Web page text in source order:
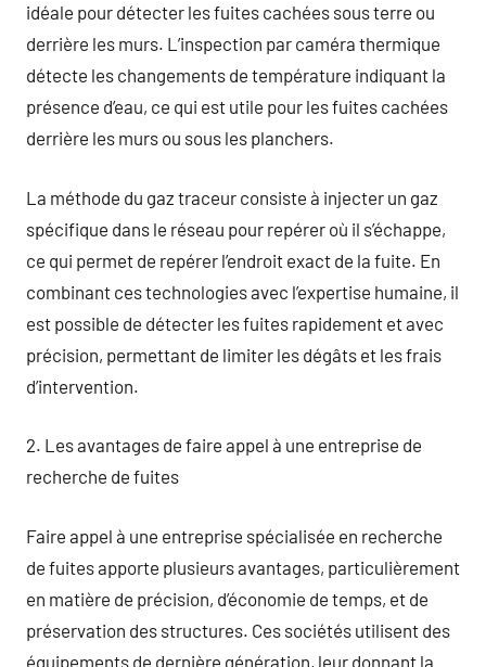
idéale pour détecter les fuites cachées sous terre ou
derrière les murs. L’inspection par caméra thermique
détecte les changements de température indiquant la
présence d’eau, ce qui est utile pour les fuites cachées
derrière les murs ou sous les planchers.
La méthode du gaz traceur consiste à injecter un gaz
spécifique dans le réseau pour repérer où il s’échappe,
ce qui permet de repérer l’endroit exact de la fuite. En
combinant ces technologies avec l’expertise humaine, il
est possible de détecter les fuites rapidement et avec
précision, permettant de limiter les dégâts et les frais
d’intervention.
2. Les avantages de faire appel à une entreprise de
recherche de fuites
Faire appel à une entreprise spécialisée en recherche
de fuites apporte plusieurs avantages, particulièrement
en matière de précision, d’économie de temps, et de
préservation des structures. Ces sociétés utilisent des
équipements de dernière génération, leur donnant la